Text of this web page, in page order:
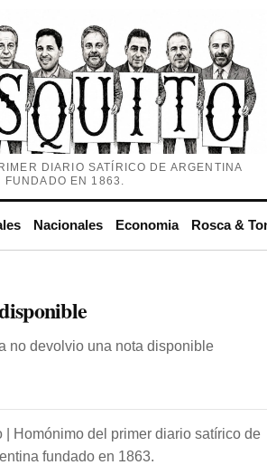
DIARIO SATÍRICO DE ARGENTINA
FUNDADO EN 1863.
Nacionales Economia Rosca &
no devolvio una nota disponible
|
Homónimo del primer diario satírico de
fundado en 1863.